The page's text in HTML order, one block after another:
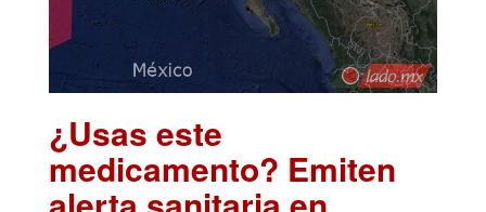
¿Usas este
medicamento? Emiten